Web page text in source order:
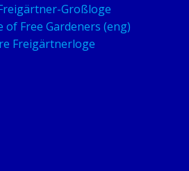
Großloge
of Free Gardeners (eng)
Freigärtnerloge